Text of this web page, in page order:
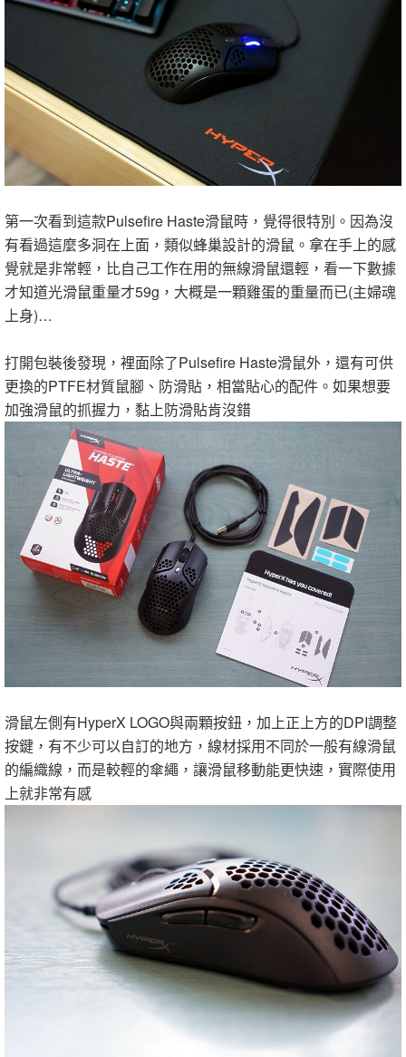
第一次看到這款Pulsefire Haste滑鼠時，覺得很特別。因為沒
有看過這麼多洞在上面，類似蜂巢設計的滑鼠。拿在手上的感
覺就是非常輕，比自己工作在用的無線滑鼠還輕，看一下數據
才知道光滑鼠重量才59g，大概是一顆雞蛋的重量而已(主婦魂
上身)…
打開包裝後發現，裡面除了Pulsefire Haste滑鼠外，還有可供
更換的PTFE材質鼠腳、防滑貼，相當貼心的配件。如果想要
加強滑鼠的抓握力，黏上防滑貼肯沒錯
滑鼠左側有HyperX LOGO與兩顆按鈕，加上正上方的DPI調整
按鍵，有不少可以自訂的地方，線材採用不同於一般有線滑鼠
的編織線，而是較輕的傘繩，讓滑鼠移動能更快速，實際使用
上就非常有感